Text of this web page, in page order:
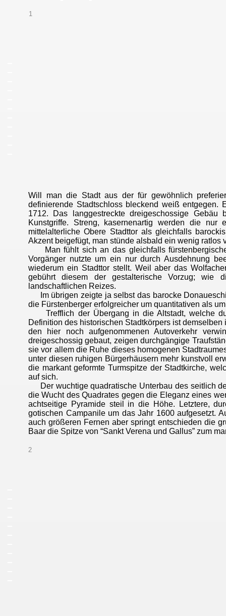
1
Will man die Stadt aus der für gewöhnlich
definierende Stadtschloss bleckend weiß entgegen.
1712. Das langgestreckte dreigeschossige
Kunstgriffe. Streng, kasernenartig werden die
mittelalterliche Obere Stadttor als gleichfalls
Akzent beigefügt, man stünde alsbald ein wenig ratlos
Man fühlt sich an das gleichfalls
Vorgänger nutzte um ein nur durch Ausdehnung
wiederum ein Stadttor stellt. Weil aber das
gebührt diesem der gestalterische Vorzug; wie
landschaftlichen Reizes.
Im übrigen zeigte ja selbst das barocke
die Fürstenberger erfolgreicher um quantitativen als
Trefflich der Übergang in die Altstadt, welche
Definition des historischen Stadtkörpers ist
den hier noch aufgenommenen Autoverkehr
dreigeschossig gebaut, zeigen durchgängige
sie vor allem die Ruhe dieses homogenen
unter diesen ruhigen Bürgerhäusern mehr kunstvoll
die markant geformte Turmspitze der Stadtkirche,
auf sich.
Der wuchtige quadratische Unterbau des seitlich
die Wucht des Quadrates gegen die Eleganz eines
achtseitige Pyramide steil in die Höhe. Letztere,
gotischen Campanile um das Jahr 1600 aufgesetzt.
auch größeren Fernen aber springt entschieden die
Baar die Spitze von “Sankt Verena und Gallus” zum
2